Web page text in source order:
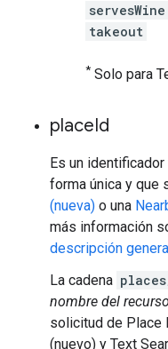
servesWine
takeout
* Solo para
placeId
Es un
forma única y que
(nueva) o una
más información
descripción
La cadena
nombre del recurso
solicitud de Place
(nuevo) y Text